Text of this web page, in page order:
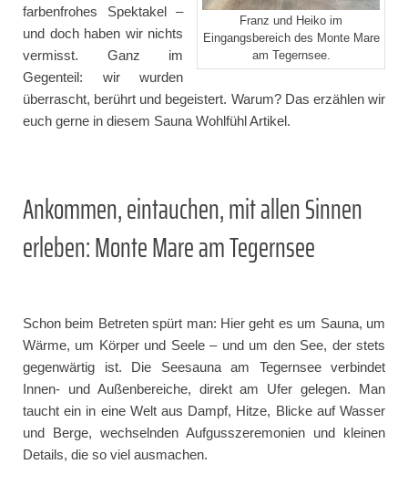
Franz und Heiko im
Eingangsbereich des Monte Mare
am Tegernsee.
farbenfrohes Spektakel –
und doch haben wir nichts
vermisst. Ganz im
Gegenteil: wir wurden
überrascht, berührt und begeistert. Warum? Das erzählen wir
euch gerne in diesem Sauna Wohlfühl Artikel.
Ankommen, eintauchen, mit allen Sinnen
erleben: Monte Mare am Tegernsee
Schon beim Betreten spürt man: Hier geht es um Sauna, um
Wärme, um Körper und Seele – und um den See, der stets
gegenwärtig ist. Die Seesauna am Tegernsee verbindet
Innen- und Außenbereiche, direkt am Ufer gelegen. Man
taucht ein in eine Welt aus Dampf, Hitze, Blicke auf Wasser
und Berge, wechselnden Aufgusszeremonien und kleinen
Details, die so viel ausmachen.